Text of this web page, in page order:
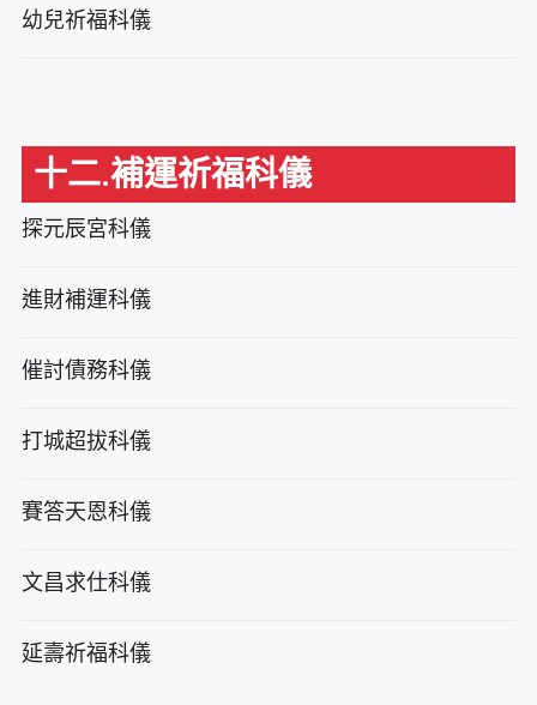
幼兒祈福科儀
十二.補運祈福科儀
探元辰宮科儀
進財補運科儀
催討債務科儀
打城超拔科儀
賽答天恩科儀
文昌求仕科儀
延壽祈福科儀